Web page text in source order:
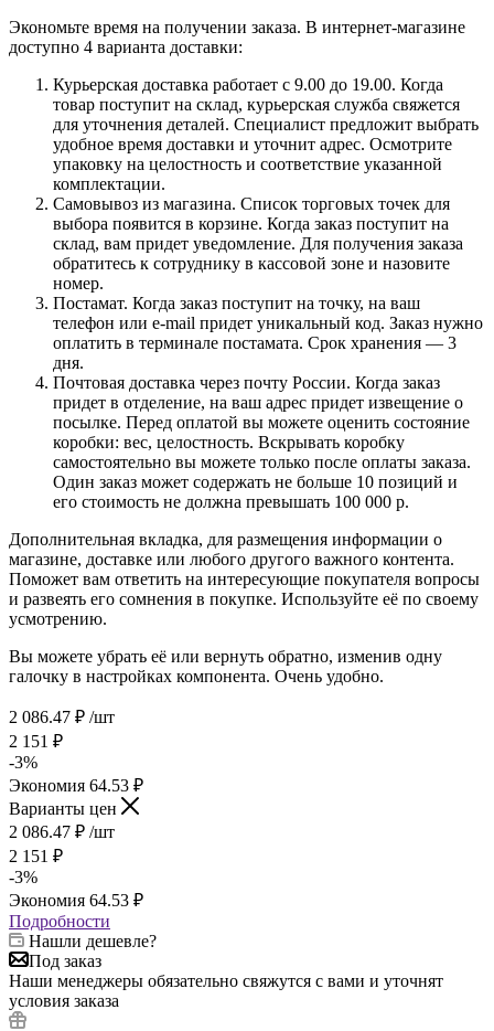
Экономьте время на получении заказа. В интернет-магазине
доступно 4 варианта доставки:
Курьерская доставка работает с 9.00 до 19.00. Когда
товар поступит на склад, курьерская служба свяжется
для уточнения деталей. Специалист предложит выбрать
удобное время доставки и уточнит адрес. Осмотрите
упаковку на целостность и соответствие указанной
комплектации.
Самовывоз из магазина. Список торговых точек для
выбора появится в корзине. Когда заказ поступит на
склад, вам придет уведомление. Для получения заказа
обратитесь к сотруднику в кассовой зоне и назовите
номер.
Постамат. Когда заказ поступит на точку, на ваш
телефон или e-mail придет уникальный код. Заказ нужно
оплатить в терминале постамата. Срок хранения — 3
дня.
Почтовая доставка через почту России. Когда заказ
придет в отделение, на ваш адрес придет извещение о
посылке. Перед оплатой вы можете оценить состояние
коробки: вес, целостность. Вскрывать коробку
самостоятельно вы можете только после оплаты заказа.
Один заказ может содержать не больше 10 позиций и
его стоимость не должна превышать 100 000 р.
Дополнительная вкладка, для размещения информации о
магазине, доставке или любого другого важного контента.
Поможет вам ответить на интересующие покупателя вопросы
и развеять его сомнения в покупке. Используйте её по своему
усмотрению.
Вы можете убрать её или вернуть обратно, изменив одну
галочку в настройках компонента. Очень удобно.
2 086.47 ₽ /шт
2 151 ₽
-3%
Экономия 64.53 ₽
Варианты цен
2 086.47 ₽ /шт
2 151 ₽
-3%
Экономия 64.53 ₽
Подробности
Нашли дешевле?
Под заказ
Наши менеджеры обязательно свяжутся с вами и уточнят
условия заказа